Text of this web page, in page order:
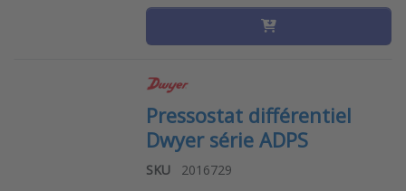
Pressostat différentiel
Dwyer série ADPS
SKU
2016729